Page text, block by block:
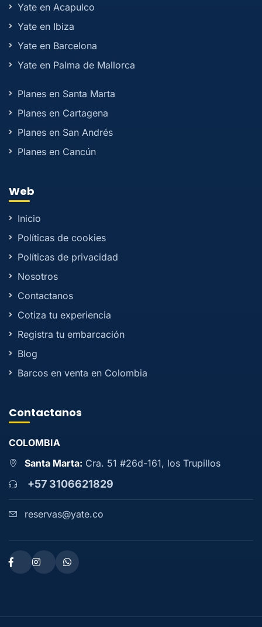
Yate en Acapulco
Yate en Ibiza
Yate en Barcelona
Yate en Palma de Mallorca
Planes en Santa Marta
Planes en Cartagena
Planes en San Andrés
Planes en Cancún
Web
Inicio
Políticas de cookies
Políticas de privacidad
Nosotros
Contactanos
Cotiza tu experiencia
Registra tu embarcación
Blog
Barcos en venta en Colombia
Contactanos
COLOMBIA
Santa Marta: Cra. 51 #26d-161, los Trupillos
+57 3106621829
reservas@yate.co